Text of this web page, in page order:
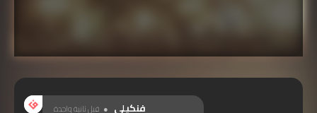
عرض التعليقات
فنكيلي قبل ثانية واحدة